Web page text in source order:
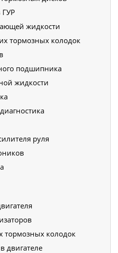
ГУР
жидкости
тормозных колодок
подшипника
жидкости
руля
тормозных колодок
двигателе